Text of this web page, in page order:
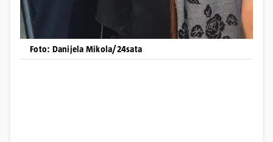
Foto: Danijela Mikola/24sata